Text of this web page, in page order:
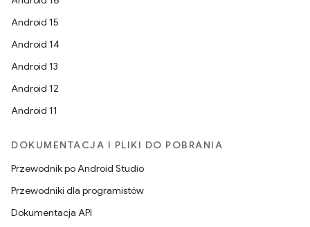
Android 15
Android 14
Android 13
Android 12
Android 11
DOKUMENTACJA I PLIKI DO POBRANIA
Przewodnik po Android Studio
Przewodniki dla programistów
Dokumentacja API